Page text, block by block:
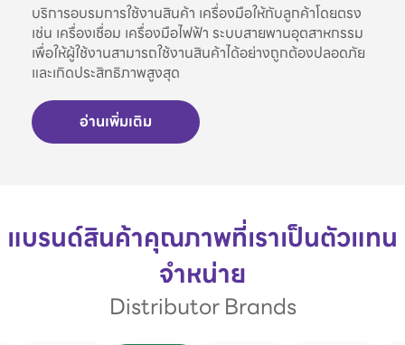
บริการอบรมการใช้งานสินค้า เครื่องมือให้กับลูกค้าโดยตรง
เช่น เครื่องเชื่อม เครื่องมือไฟฟ้า ระบบสายพานอุตสาหกรรม
เพื่อให้ผู้ใช้งานสามารถใช้งานสินค้าได้อย่างถูกต้องปลอดภัย
และเกิดประสิทธิภาพสูงสุด
อ่านเพิ่มเติม
แบรนด์สินค้าคุณภาพที่เราเป็นตัวแทน
จำหน่าย
Distributor Brands